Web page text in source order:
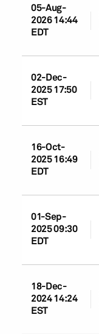
05-Aug-
2026 14:44
EDT
02-Dec-
2025 17:50
EST
16-Oct-
2025 16:49
EDT
01-Sep-
2025 09:30
EDT
18-Dec-
2024 14:24
EST